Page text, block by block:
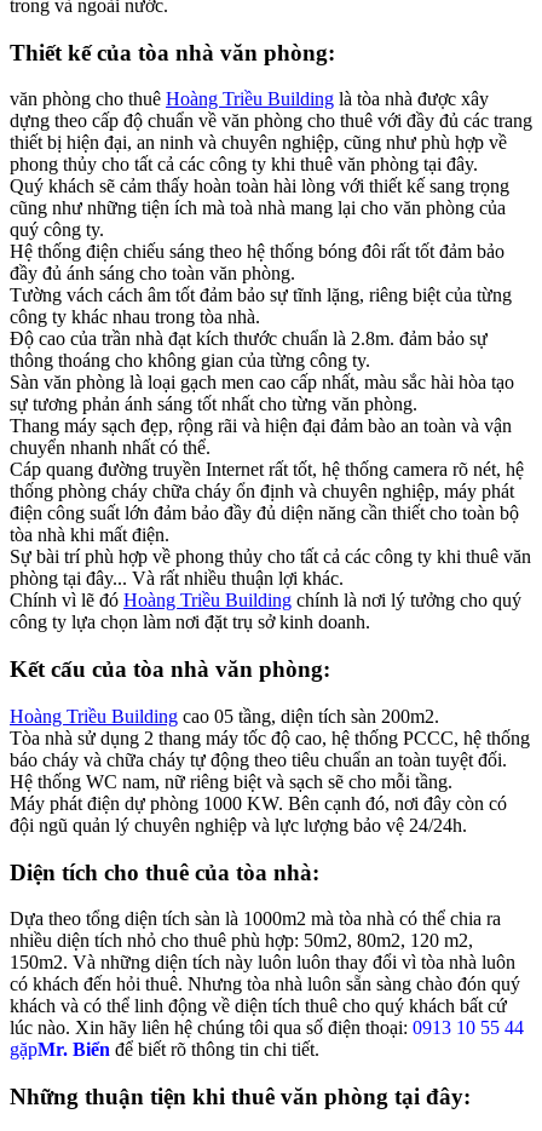
trong và ngoài nước.
Thiết kế của tòa nhà văn phòng:
văn phòng cho thuê Hoàng Triều Building là tòa nhà được xây
dựng theo cấp độ chuẩn về văn phòng cho thuê với đầy đủ các trang
thiết bị hiện đại, an ninh và chuyên nghiệp, cũng như phù hợp về
phong thủy cho tất cả các công ty khi thuê văn phòng tại đây.
Quý khách sẽ cảm thấy hoàn toàn hài lòng với thiết kế sang trọng
cũng như những tiện ích mà toà nhà mang lại cho văn phòng của
quý công ty.
Hệ thống điện chiếu sáng theo hệ thống bóng đôi rất tốt đảm bảo
đầy đủ ánh sáng cho toàn văn phòng.
Tường vách cách âm tốt đảm bảo sự tĩnh lặng, riêng biệt của từng
công ty khác nhau trong tòa nhà.
Độ cao của trần nhà đạt kích thước chuẩn là 2.8m. đảm bảo sự
thông thoáng cho không gian của từng công ty.
Sàn văn phòng là loại gạch men cao cấp nhất, màu sắc hài hòa tạo
sự tương phản ánh sáng tốt nhất cho từng văn phòng.
Thang máy sạch đẹp, rộng rãi và hiện đại đảm bào an toàn và vận
chuyển nhanh nhất có thể.
Cáp quang đường truyền Internet rất tốt, hệ thống camera rõ nét, hệ
thống phòng cháy chữa cháy ổn định và chuyên nghiệp, máy phát
điện công suất lớn đảm bảo đầy đủ diện năng cần thiết cho toàn bộ
tòa nhà khi mất điện.
Sự bài trí phù hợp về phong thủy cho tất cả các công ty khi thuê văn
phòng tại đây... Và rất nhiều thuận lợi khác.
Chính vì lẽ đó Hoàng Triều Building chính là nơi lý tưởng cho quý
công ty lựa chọn làm nơi đặt trụ sở kinh doanh.
Kết cấu của tòa nhà văn phòng:
Hoàng Triều Building cao 05 tầng, diện tích sàn 200m2.
Tòa nhà sử dụng 2 thang máy tốc độ cao, hệ thống PCCC, hệ thống
báo cháy và chữa cháy tự động theo tiêu chuẩn an toàn tuyệt đối.
Hệ thống WC nam, nữ riêng biệt và sạch sẽ cho mỗi tầng.
Máy phát điện dự phòng 1000 KW. Bên cạnh đó, nơi đây còn có
đội ngũ quản lý chuyên nghiệp và lực lượng bảo vệ 24/24h.
Diện tích cho thuê của tòa nhà:
Dựa theo tổng diện tích sàn là 1000m2 mà tòa nhà có thể chia ra
nhiều diện tích nhỏ cho thuê phù hợp: 50m2, 80m2, 120 m2,
150m2. Và những diện tích này luôn luôn thay đổi vì tòa nhà luôn
có khách đến hỏi thuê. Nhưng tòa nhà luôn sẵn sàng chào đón quý
khách và có thể linh động về diện tích thuê cho quý khách bất cứ
lúc nào. Xin hãy liên hệ chúng tôi qua số điện thoại: 0913 10 55 44
gặpMr. Biển để biết rõ thông tin chi tiết.
Những thuận tiện khi thuê văn phòng tại đây: